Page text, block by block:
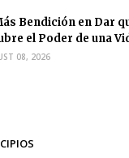
Bendición en Dar
el Poder de una
08, 2026